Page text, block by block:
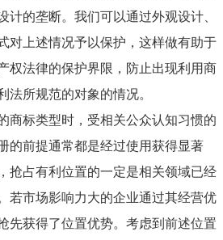
计的垄断。我们可以通过外观设计、
对上述情况予以保护，这样做有助于
权法律的保护界限，防止出现利用商
法所规范的对象的情况。
标类型时，受相关公众认知习惯的
的前提通常都是经过使用获得显著
抢占有利位置的一定是相关领域已经
若市场影响力大的企业通过其经营优
先获得了位置优势。考虑到前述位置